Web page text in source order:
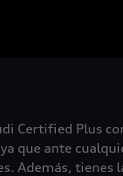
Certified Plus
que ante
Además,